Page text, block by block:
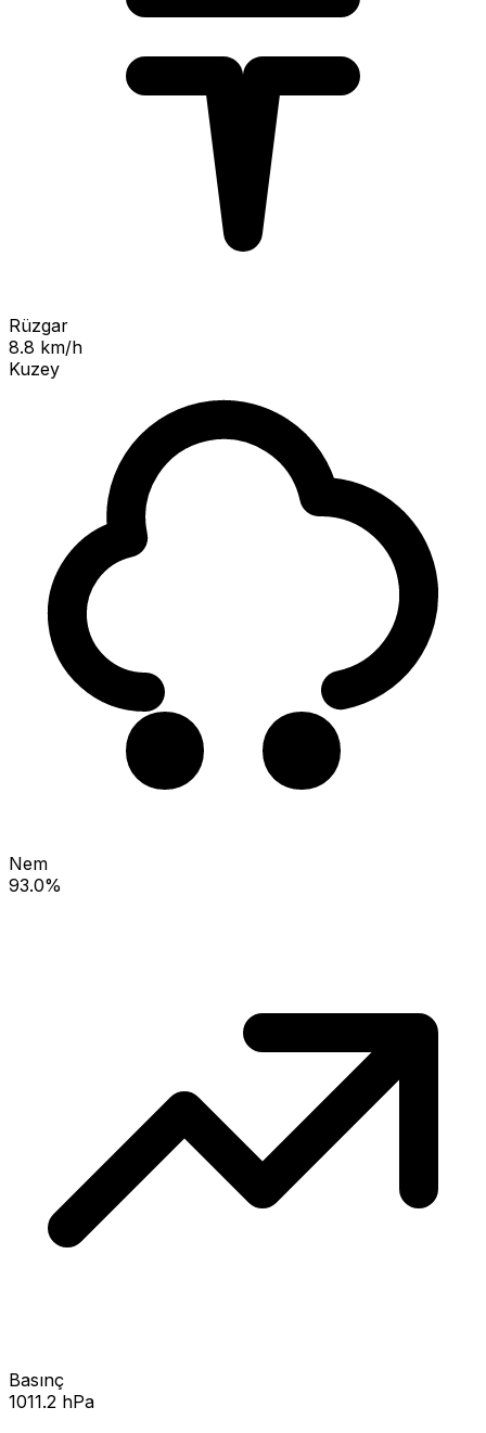
Rüzgar
8.8 km/h
Kuzey
Nem
93.0%
Basınç
1011.2 hPa